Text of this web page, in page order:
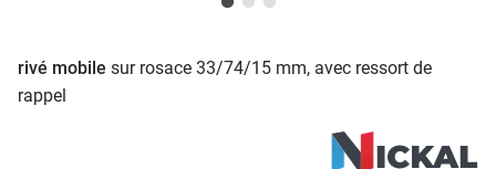
rivé mobile sur rosace 33/74/15 mm, avec ressort de
rappel